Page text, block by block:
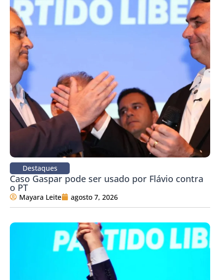
Destaques
Caso Gaspar pode ser usado por Flávio contra
o PT
Mayara Leite agosto 7, 2026